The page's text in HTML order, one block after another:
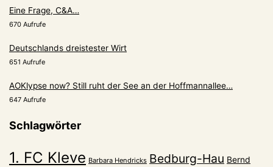
Eine Frage, C&A…
670 Aufrufe
Deutschlands dreistester Wirt
651 Aufrufe
AOKlypse now? Still ruht der See an der Hoffmannallee…
647 Aufrufe
Schlagwörter
1. FC Kleve Barbara Hendricks Bedburg-Hau Bernd